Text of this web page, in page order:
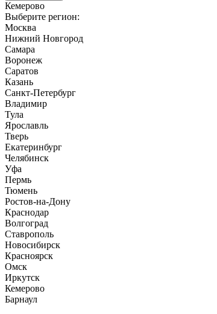
Кемерово
Выберите регион:
Москва
Нижний Новгород
Самара
Воронеж
Саратов
Казань
Санкт-Петербург
Владимир
Тула
Ярославль
Тверь
Екатеринбург
Челябинск
Уфа
Пермь
Тюмень
Ростов-на-Дону
Краснодар
Волгоград
Ставрополь
Новосибирск
Красноярск
Омск
Иркутск
Кемерово
Барнаул